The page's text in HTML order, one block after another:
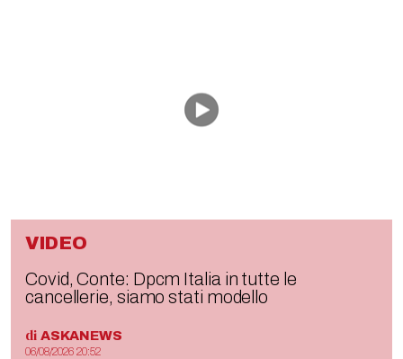
VIDEO
Covid, Conte: Dpcm Italia in tutte le
cancellerie, siamo stati modello
di ASKANEWS
06/08/2026 20:52